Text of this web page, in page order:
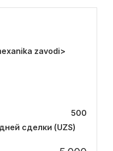
zavodi>
500
сделки (UZS)